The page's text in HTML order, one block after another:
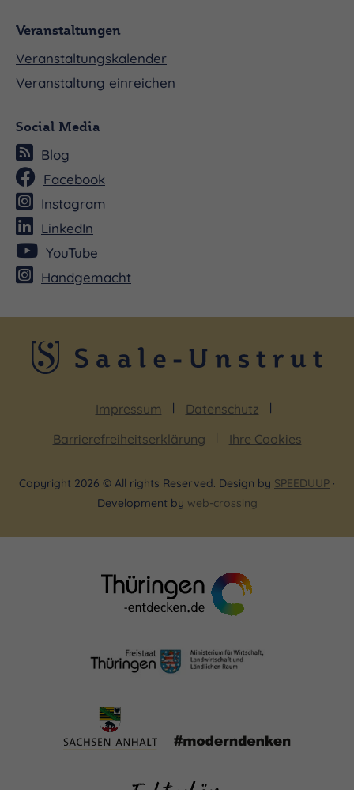
Veranstaltungen
Veranstaltungskalender
Veranstaltung einreichen
Social Media
Blog
Facebook
Instagram
LinkedIn
YouTube
Handgemacht
Impressum
Datenschutz
Barrierefreiheitserklärung
Ihre Cookies
Copyright 2026 © All rights Reserved. Design by SPEEDUUP ·
Development by web-crossing